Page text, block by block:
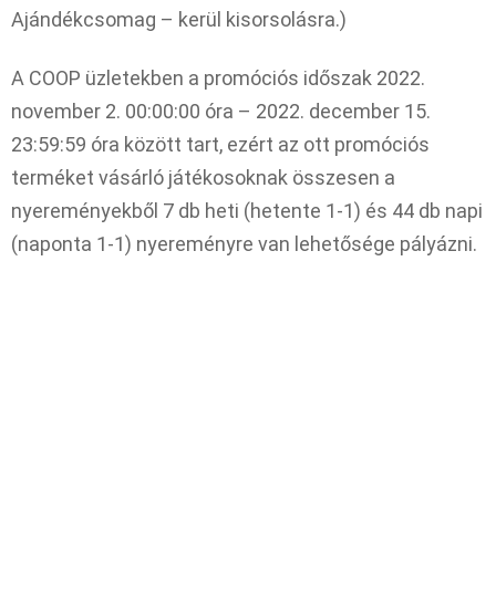
Ajándékcsomag – kerül kisorsolásra.)
A COOP üzletekben a promóciós időszak 2022.
november 2. 00:00:00 óra – 2022. december 15.
23:59:59 óra között tart, ezért az ott promóciós
terméket vásárló játékosoknak összesen a
nyereményekből 7 db heti (hetente 1-1) és 44 db napi
(naponta 1-1) nyereményre van lehetősége pályázni.